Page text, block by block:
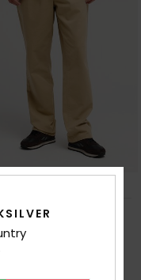
Twill
de cintura elástica